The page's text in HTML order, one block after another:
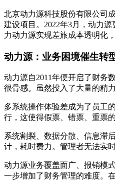
北京动力源科技股份有限公司
建设项目。2022年3月，动力
力动力源实现差旅成本透明化
动力源：业务困境催生转
动力源自2011年便开启了财务
很骨感。虽然投入了大量的精
多系统操作体验差成为了员工
行，这使得假票、错票、重票
系统割裂、数据分散、信息滞
计，耗时费力。管理者无法实
动力源业务覆盖面广、报销模
一步增加了财务管理的难度。